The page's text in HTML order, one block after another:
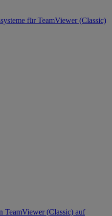
für TeamViewer (Classic)
TeamViewer (Classic) auf